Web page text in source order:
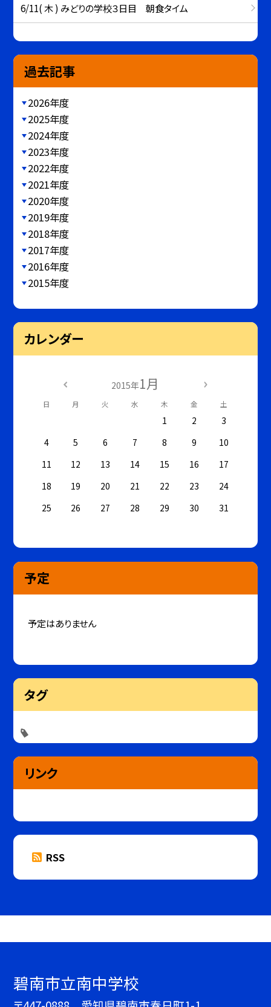
6/11( 木 ) みどりの学校３日目 朝食タイム
過去記事
2026年度
2025年度
2024年度
2023年度
2022年度
2021年度
2020年度
2019年度
2018年度
2017年度
2016年度
2015年度
カレンダー
2015年1月
日 月 火 水 木 金 土
1 2
3
4
5 6 7 8 9
10
11
12 13 14 15 16
17
18
19 20 21 22 23
24
25
26 27 28 29 30 31
予定
予定はありません
タグ
リンク
RSS
碧南市立南中学校